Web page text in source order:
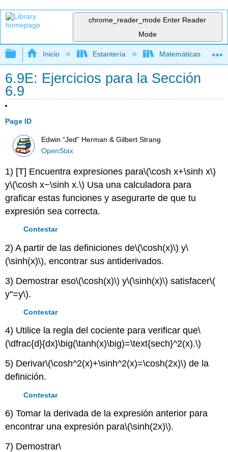
chrome_reader_mode Enter Reader
Mode
Expandir/contraer jerarquía global
Inicio Estantería Matemáticas
6.9E: Ejercicios para la Sección
6.9
Page ID
Edwin “Jed” Herman & Gilbert Strang
OpenStax
1) [T] Encuentra expresiones para\(\cosh x+\sinh x\)
y\(\cosh x−\sinh x.\) Usa una calculadora para
graficar estas funciones y asegurarte de que tu
expresión sea correcta.
Contestar
2) A partir de las definiciones de\(\cosh(x)\) y\
(\sinh(x)\), encontrar sus antiderivados.
3) Demostrar eso\(\cosh(x)\) y\(\sinh(x)\) satisfacer\(
y''=y\).
Contestar
4) Utilice la regla del cociente para verificar que\
(\dfrac{d}{dx}\big(\tanh(x)\big)=\text{sech}^2(x).\)
5) Derivar\(\cosh^2(x)+\sinh^2(x)=\cosh(2x)\) de la
definición.
Contestar
6) Tomar la derivada de la expresión anterior para
encontrar una expresión para\(\sinh(2x)\).
7) Demostrar\